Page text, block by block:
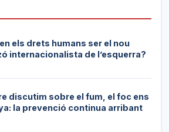
els drets humans ser el nou
internacionalista de l’esquerra?
discutim sobre el fum, el foc ens
la prevenció continua arribant